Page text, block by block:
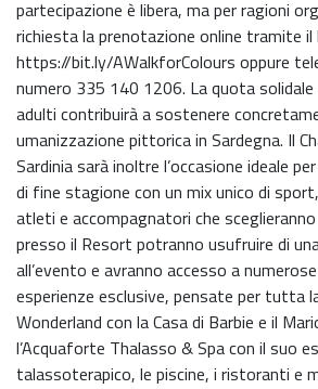
partecipazione è libera, ma per ragioni
richiesta la prenotazione online tramite il
https://bit.ly/AWalkforColours oppure
numero 335 140 1206. La quota solidale
adulti contribuirà a sostenere
umanizzazione pittorica in Sardegna. Il
Sardinia sarà inoltre l’occasione ideale
di fine stagione con un mix unico di
atleti e accompagnatori che
presso il Resort potranno usufruire di
all’evento e avranno accesso a
esperienze esclusive, pensate per tutta
Wonderland con la Casa di Barbie e il
l’Acquaforte Thalasso & Spa con il suo
talassoterapico, le piscine, i ristoranti e